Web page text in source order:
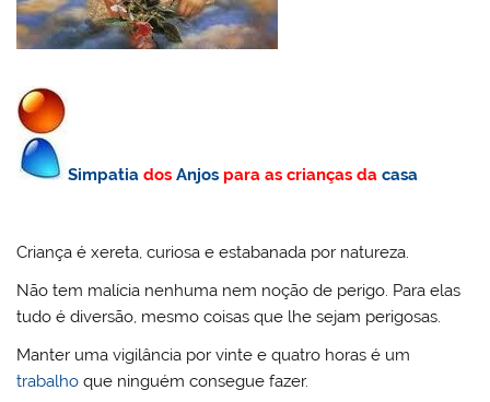
Simpatia dosAnjos para as crianças dacasa
Criança é xereta, curiosa e estabanada por natureza.
Não tem malícia nenhuma nem noção de perigo. Para elas
tudo é diversão, mesmo coisas que lhe sejam perigosas.
Manter uma vigilância por vinte e quatro horas é um
trabalho que ninguém consegue fazer.